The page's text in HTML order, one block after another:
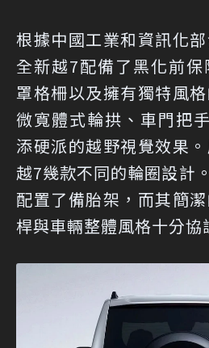
根據中國工業和資訊化
全新越7配備了黑化前
罩格柵以及擁有獨特風
微寬體式輪拱、車門把
添硬派的越野視覺效果
越7幾款不同的輪圈設計
配置了備胎架，而其簡
桿與車輛整體風格十分協